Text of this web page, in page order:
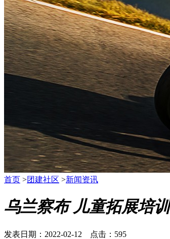
首页 >团建社区 >新闻资讯
乌兰察布 儿童拓展培
发表日期：2022-02-12 点击：595